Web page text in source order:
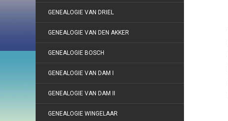
GENEALOGIE VAN DRIEL
GENEALOGIE VAN DEN AKKER
GENEALOGIE BOSCH
GENEALOGIE VAN DAM I
GENEALOGIE VAN DAM II
GENEALOGIE WINGELAAR